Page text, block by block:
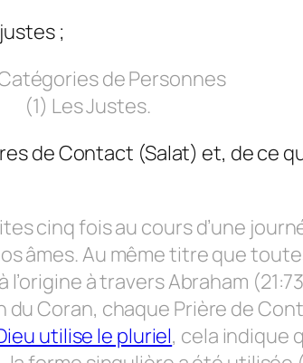
;
de Personnes
(1) Les Justes.
de Contact (Salat) et, de ce
cinq fois au cours d’une
âmes. Au même titre que
à travers Abraham
Coran, chaque Prière de
utilise le pluriel, cela indique